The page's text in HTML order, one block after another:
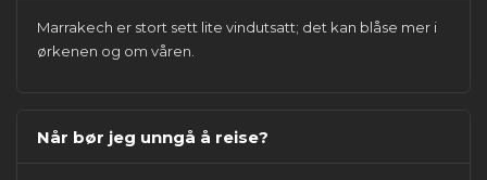
Marrakech er stort sett lite vindutsatt; det kan blåse mer i
ørkenen og om våren.
Når bør jeg unngå å reise?